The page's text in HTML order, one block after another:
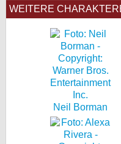
WEITERE
Neil Borman